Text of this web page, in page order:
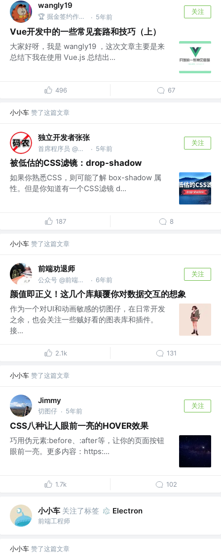
wangly19
🏆 掘金签约作者 @资深打杂工程师 · 5年前
关注
Vue开发中的一些常见套路和技巧（上）
大家好呀，我是 wangly19 ，这次文章主要是来
总结下我在使用 Vue.js 总结出...
496 67
小小车 赞了这篇文章
独立开发者张张
首席程序员 @上海码码科技中心 · 5年前
关注
被低估的CSS滤镜：drop-shadow
如果你熟悉CSS，则可能了解 box-shadow 属
性。但是你知道有一个CSS滤镜 d...
187 8
小小车 赞了这篇文章
前端劝退师
公众号 @前端劝退师 · 6年前
关注
颜值即正义！这几个库颠覆你对数据交互的想象
作为一个对UI和动画敏感的切图仔，在日常开发
之余，也会关注一些贼好看的图表库和插件。
接...
2.1k 131
小小车 赞了这篇文章
Jimmy
切图仔 · 5年前
关注
CSS八种让人眼前一亮的HOVER效果
巧用伪元素:before、:after等，让你的页面按钮
眼前一亮。更多内容：https:...
1.7k 102
小小车 关注了标签 Electron
前端工程师
小小车 赞了这篇文章